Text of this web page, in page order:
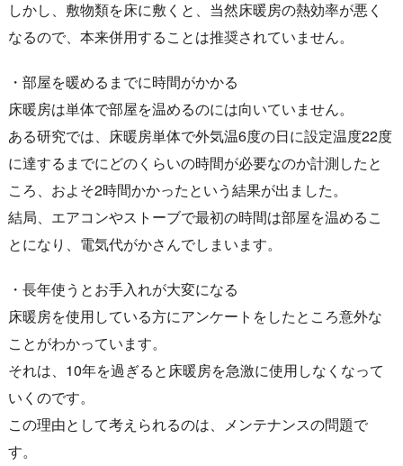
しかし、敷物類を床に敷くと、当然床暖房の熱効率が悪く
なるので、本来併用することは推奨されていません。
・部屋を暖めるまでに時間がかかる
床暖房は単体で部屋を温めるのには向いていません。
ある研究では、床暖房単体で外気温6度の日に設定温度22度
に達するまでにどのくらいの時間が必要なのか計測したと
ころ、およそ2時間かかったという結果が出ました。
結局、エアコンやストーブで最初の時間は部屋を温めるこ
とになり、電気代がかさんでしまいます。
・長年使うとお手入れが大変になる
床暖房を使用している方にアンケートをしたところ意外な
ことがわかっています。
それは、10年を過ぎると床暖房を急激に使用しなくなって
いくのです。
この理由として考えられるのは、メンテナンスの問題で
す。